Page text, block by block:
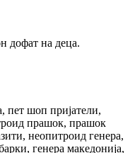
дофат на деца.
пет шоп пријатели,
прашок, прашок
неопитроид генера,
генера македонија,